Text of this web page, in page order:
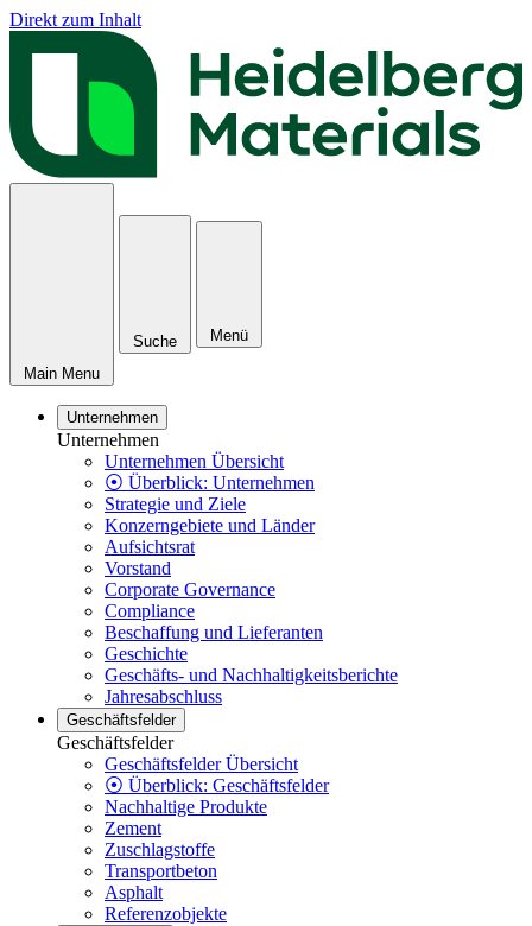
Direkt zum Inhalt
Main Menu
Suche Menü
Unternehmen
Unternehmen
Unternehmen Übersicht
⦿ Überblick: Unternehmen
Strategie und Ziele
Konzerngebiete und Länder
Aufsichtsrat
Vorstand
Corporate Governance
Compliance
Beschaffung und Lieferanten
Geschichte
Geschäfts- und Nachhaltigkeitsberichte
Jahresabschluss
Geschäftsfelder
Geschäftsfelder
Geschäftsfelder Übersicht
⦿ Überblick: Geschäftsfelder
Nachhaltige Produkte
Zement
Zuschlagstoffe
Transportbeton
Asphalt
Referenzobjekte